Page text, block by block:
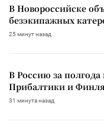
В Новороссийске
безэкипажных
25 минут назад
В Россию за
Прибалтики и
31 минута назад